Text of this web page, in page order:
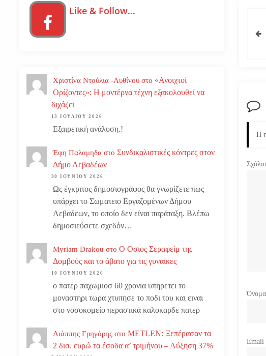
λ
γ
η
σ
ω
Η
Email
Like & Follow…
Χριστίνα Ντούλια -Αυθίνου στο «Ανοιχτοί
Ορίζοντες»: Η μοντέρνα τέχνη εξακολουθεί να
διχάζει
13 ΙΟΥΛΊΟΥ 2026
Εξαιρετική ανάλυση.!
Έφη Παλαμηδα στο Συνδικαλιστικές κόντρες στον
Δήμο Λεβαδέων
30 ΙΟΥΝΊΟΥ 2026
Ως έγκριτος δημοσιογράφος θα γνωρίζετε πως
υπάρχει το Σωματειο Εργαζομένων Δήμου
Λεβαδεων, το οποίο δεν είναι παράταξη. Βλέπω
δημοσιεύσετε σχεδόν…
Myriam Drakou στο Ο Οσιος Σεραφείμ της
Δομβούς και το άβατο για τις γυναίκες
10 ΙΟΥΝΊΟΥ 2026
ο πατερ παχωμιοσ 60 χρονια υπηρετει το
μοναστηρι τωρα χτυπησε το ποδι του και ειναι
στο νοσοκομείο περαστικά καλοκαρδε πατερ
Λιάππης Γρηγόρης στο METLEN: Ξεπέρασαν τα
2 δισ. ευρώ τα έσοδα α’ τριμήνου – Αύξηση 37%